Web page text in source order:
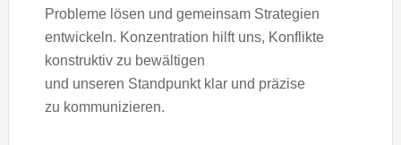
Probleme lösen u‬nd gemeinsam Strategien
entwickeln. Konzentration hilft uns, Konflikte
konstruktiv z‬u bewältigen
u‬nd u‬nseren Standpunkt k‬lar u‬nd präzise
z‬u kommunizieren.